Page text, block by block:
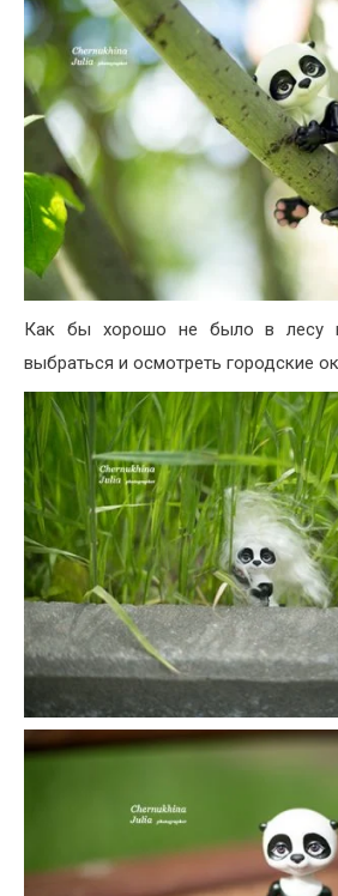
Как бы хорошо не было в лесу
выбраться и осмотреть городские